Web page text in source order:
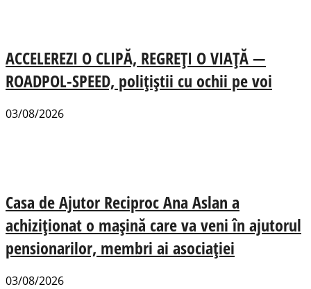
ACCELEREZI O CLIPĂ, REGREȚI O VIAȚĂ —
ROADPOL-SPEED, polițiștii cu ochii pe voi
03/08/2026
Casa de Ajutor Reciproc Ana Aslan a
achiziționat o mașină care va veni în ajutorul
pensionarilor, membri ai asociației
03/08/2026